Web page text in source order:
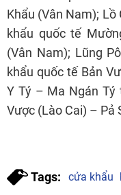
Khẩu (Vân Nam);
khẩu quốc tế
(Vân Nam); Lũng
khẩu quốc tế Bản
Y Tý – Ma Ngán Tý
Vược (Lào Cai) – Pả
Tags: cửa khẩu